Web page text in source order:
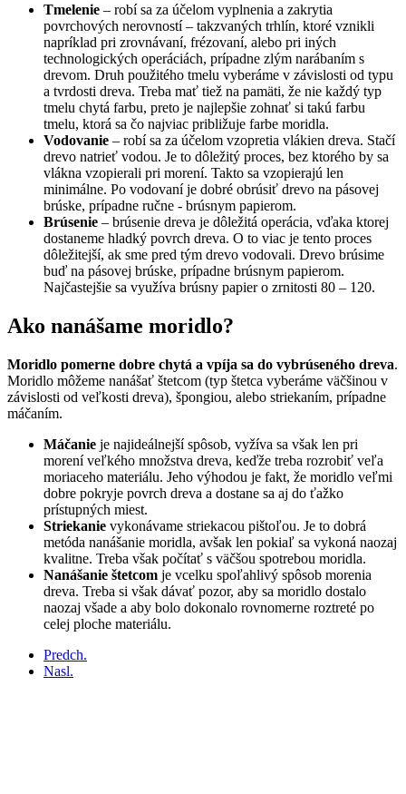
Tmelenie – robí sa za účelom vyplnenia a zakrytia
povrchových nerovností – takzvaných trhlín, ktoré vznikli
napríklad pri zrovnávaní, frézovaní, alebo pri iných
technologických operáciách, prípadne zlým narábaním s
drevom. Druh použitého tmelu vyberáme v závislosti od typu
a tvrdosti dreva. Treba mať tiež na pamäti, že nie každý typ
tmelu chytá farbu, preto je najlepšie zohnať si takú farbu
tmelu, ktorá sa čo najviac približuje farbe moridla.
Vodovanie – robí sa za účelom vzopretia vlákien dreva. Stačí
drevo natrieť vodou. Je to dôležitý proces, bez ktorého by sa
vlákna vzopierali pri morení. Takto sa vzopierajú len
minimálne. Po vodovaní je dobré obrúsiť drevo na pásovej
brúske, prípadne ručne - brúsnym papierom.
Brúsenie – brúsenie dreva je dôležitá operácia, vďaka ktorej
dostaneme hladký povrch dreva. O to viac je tento proces
dôležitejší, ak sme pred tým drevo vodovali. Drevo brúsime
buď na pásovej brúske, prípadne brúsnym papierom.
Najčastejšie sa využíva brúsny papier o zrnitosti 80 – 120.
Ako nanášame moridlo?
Moridlo pomerne dobre chytá a vpíja sa do vybrúseného dreva.
Moridlo môžeme nanášať štetcom (typ štetca vyberáme väčšinou v
závislosti od veľkosti dreva), špongiou, alebo striekaním, prípadne
máčaním.
Máčanie je najideálnejší spôsob, vyžíva sa však len pri
morení veľkého množstva dreva, keďže treba rozrobiť veľa
moriaceho materiálu. Jeho výhodou je fakt, že moridlo veľmi
dobre pokryje povrch dreva a dostane sa aj do ťažko
prístupných miest.
Striekanie vykonávame striekacou pištoľou. Je to dobrá
metóda nanášanie moridla, avšak len pokiaľ sa vykoná naozaj
kvalitne. Treba však počítať s väčšou spotrebou moridla.
Nanášanie štetcom je vcelku spoľahlivý spôsob morenia
dreva. Treba si však dávať pozor, aby sa moridlo dostalo
naozaj všade a aby bolo dokonalo rovnomerne roztreté po
celej ploche materiálu.
Predch.
Nasl.